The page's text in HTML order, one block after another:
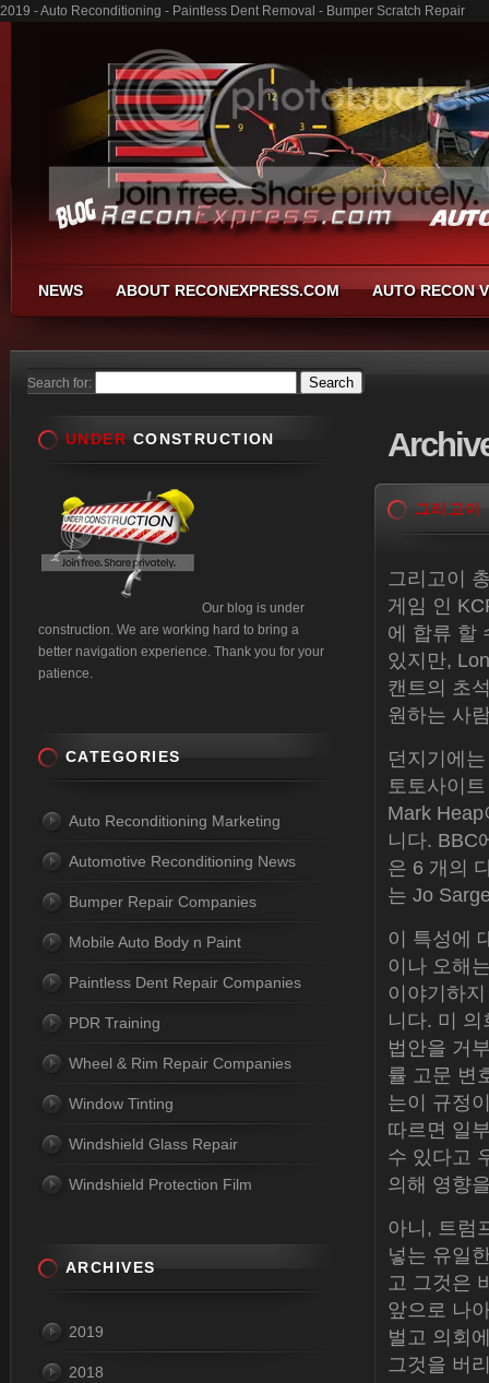
2019 - Auto Reconditioning - Paintless Dent Removal - Bumper Scratch Repair
NEWS ABOUT RECONEXPRESS.COM AUTO RECON
Search for:
그리고이
그리고이
게임 인
에 합류 할
있지만,
캔트의 초
원하는 사
던지기에
토토사이
Mark
니다. BBC
은 6 개의
는 Jo
이 특성에
이나 오해
이야기하
니다. 미
법안을 거
률 고문 변
는이 규정
따르면 일
수 있다고
의해 영향
아니, 트럼
넣는 유일
고 그것은
앞으로 나
벌고 의회
그것을 버
UNDER CONSTRUCTION
Our blog is under
construction. We are working hard to bring a
better navigation experience. Thank you for your
patience.
CATEGORIES
Auto Reconditioning Marketing
Automotive Reconditioning News
Bumper Repair Companies
Mobile Auto Body n Paint
Paintless Dent Repair Companies
PDR Training
Wheel & Rim Repair Companies
Window Tinting
Windshield Glass Repair
Windshield Protection Film
ARCHIVES
2019
2018